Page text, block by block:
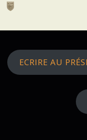
Skip
ECRIRE AU